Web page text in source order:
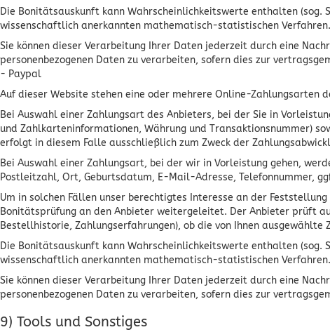
Die Bonitätsauskunft kann Wahrscheinlichkeitswerte enthalten
wissenschaftlich anerkannten mathematisch-statistischen
Sie können dieser Verarbeitung Ihrer Daten jederzeit durch eine
personenbezogenen Daten zu verarbeiten, sofern dies zur
- Paypal
Auf dieser Website stehen eine oder mehrere Online-Zahlungsarten
Bei Auswahl einer Zahlungsart des Anbieters, bei der Sie in
und Zahlkarteninformationen, Währung und Transaktionsnummer)
erfolgt in diesem Falle ausschließlich zum Zweck der
Bei Auswahl einer Zahlungsart, bei der wir in Vorleistung gehen,
Postleitzahl, Ort, Geburtsdatum, E-Mail-Adresse, Telefonnummer,
Um in solchen Fällen unser berechtigtes Interesse an der
Bonitätsprüfung an den Anbieter weitergeleitet. Der Anbieter prüft
Bestellhistorie, Zahlungserfahrungen), ob die von Ihnen
Die Bonitätsauskunft kann Wahrscheinlichkeitswerte enthalten
wissenschaftlich anerkannten mathematisch-statistischen
Sie können dieser Verarbeitung Ihrer Daten jederzeit durch eine
personenbezogenen Daten zu verarbeiten, sofern dies zur
9) Tools und Sonstiges